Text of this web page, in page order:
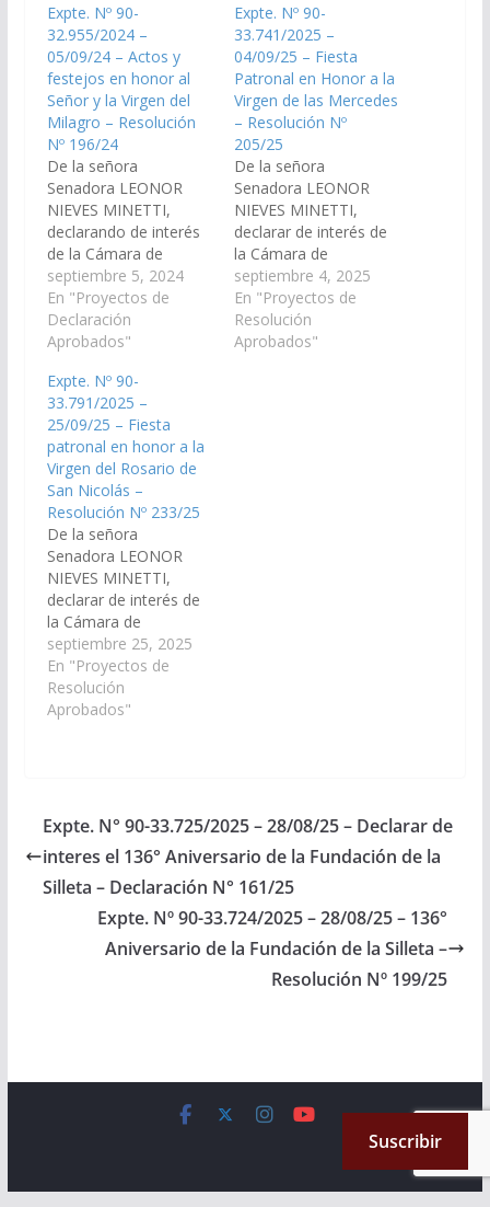
Expte. Nº 90-
32.955/2024 –
05/09/24 – Actos y
festejos en honor al
Señor y la Virgen del
Milagro – Resolución
Nº 196/24
De la señora
Senadora LEONOR
NIEVES MINETTI,
declarando de interés
de la Cámara de
Senadores los actos y
festejos en honor al
Señor y la Virgen del
Milagro a realizase el
en el paraje Potrero de
Chañi, Municipio de
Campo Quijano, el día
21 de Septiembre del…
septiembre 5, 2024
En "Proyectos de
Declaración
Aprobados"
Expte. Nº 90-
33.741/2025 –
04/09/25 – Fiesta
Patronal en Honor a la
Virgen de las Mercedes
– Resolución Nº
205/25
De la señora
Senadora LEONOR
NIEVES MINETTI,
declarar de interés de
la Cámara de
Senadores la Fiesta
Patronal en Honor a la
Virgen de las
Mercedes, a llevarse a
septiembre 4, 2025
En "Proyectos de
Resolución
Aprobados"
Expte. Nº 90-
33.791/2025 –
25/09/25 – Fiesta
patronal en honor a la
Virgen del Rosario de
San Nicolás –
Resolución Nº 233/25
De la señora
Senadora LEONOR
NIEVES MINETTI,
declarar de interés de
la Cámara de
Senadores la fiesta
patronal en honor a la
Virgen del Rosario de
San Nicolás, a
Departamento de
Rosario de Lerma.
(Expte. Nº 90-
33.791/2025, a…
septiembre 25, 2025
En "Proyectos de
Resolución
Aprobados"
Expte. N° 90-33.725/2025 – 28/08/25 – Declarar de
interes el 136° Aniversario de la Fundación de la
Silleta – Declaración N° 161/25
Expte. Nº 90-33.724/2025 – 28/08/25 – 136°
Aniversario de la Fundación de la Silleta –
Resolución Nº 199/25
. All rights reserved.
by ThemeGrill. Powered byWordPress.
Suscribir